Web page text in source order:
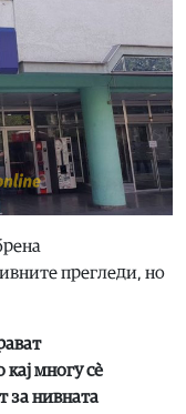
прегледи, но
многу сè
за нивната